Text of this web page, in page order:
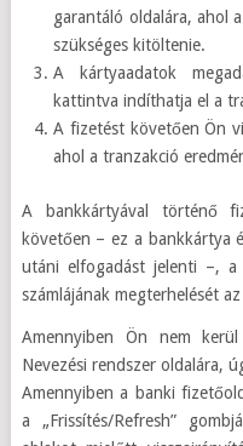
garantáló oldalára, ahol
szükséges kitöltenie.
A kártyaadatok
kattintva indíthatja el a
A fizetést követően Ön
ahol a tranzakció
A bankkártyával történő
követően – ez a bankkártya
utáni elfogadást jelenti –,
számlájának megterhelését
Amennyiben Ön nem
Nevezési rendszer oldalára,
Amennyiben a banki
a „Frissítés/Refresh”